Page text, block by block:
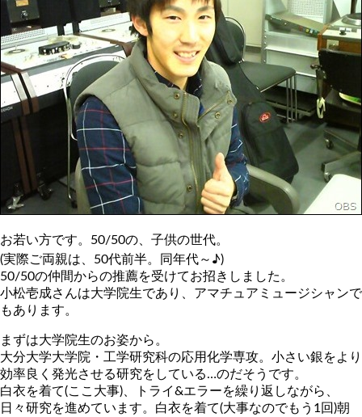
お若い方です。50/50の、子供の世代。
(実際ご両親は、50代前半。同年代～♪)
50/50の仲間からの推薦を受けてお招きしました。
小松壱成さんは大学院生であり、アマチュアミュージシャンで
もあります。
まずは大学院生のお姿から。
大分大学大学院・工学研究科の応用化学専攻。小さい銀をより
効率良く発光させる研究をしている…のだそうです。
白衣を着て(ここ大事)、トライ&エラーを繰り返しながら、
日々研究を進めています。白衣を着て(大事なのでもう1回)朝